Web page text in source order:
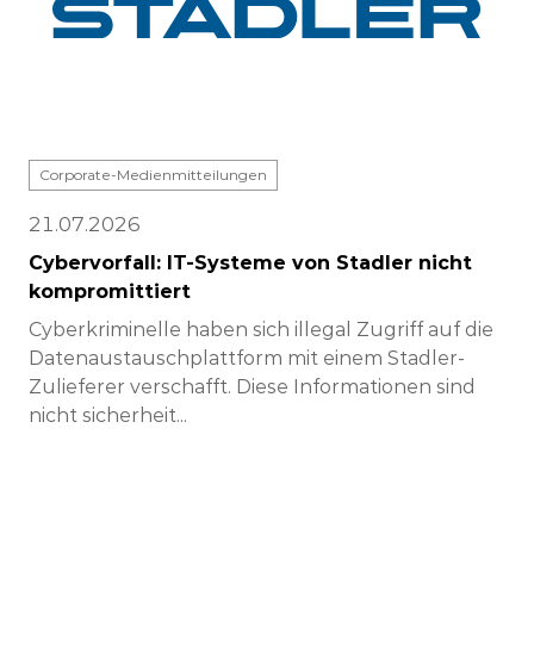
Corporate-Medienmitteilungen
21.07.2026
Cybervorfall: IT-Systeme von Stadler nicht
kompromittiert
Cyberkriminelle haben sich illegal Zugriff auf die
Datenaustauschplattform mit einem Stadler-
Zulieferer verschafft. Diese Informationen sind
nicht sicherheit...